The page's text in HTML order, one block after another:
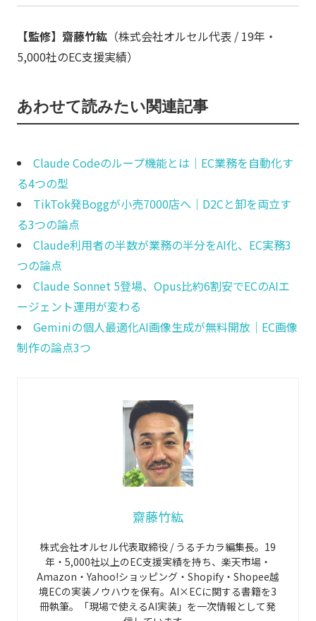
【監修】齋藤竹紘（株式会社オルセル代表 / 19年・
5,000社のEC支援実績）
あわせて読みたい関連記事
Claude Codeのループ機能とは｜EC業務を自動化す
る4つの型
TikTok発Boggが小売7000店へ｜D2Cと卸を両立す
る3つの論点
Claude利用者の半数が業務の半分をAI化、EC実務3
つの論点
Claude Sonnet 5登場、Opus比約6割安でECのAIエ
ージェント運用が変わる
Geminiの個人最適化AI画像生成が無料開放｜EC画像
制作の論点3つ
齋藤竹紘
株式会社オルセル代表取締役 / うるチカラ編集長。19
年・5,000社以上のEC支援実績を持ち、楽天市場・
Amazon・Yahoo!ショッピング・Shopify・Shopee越
境ECの実装ノウハウを保有。AI×ECに関する書籍を3
冊執筆。「現場で使えるAI実装」を一次情報として発